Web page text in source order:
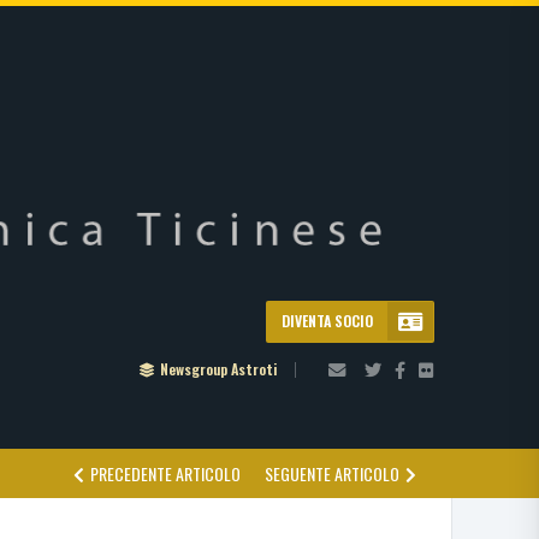
DIVENTA SOCIO
Newsgroup Astroti
PRECEDENTE ARTICOLO SEGUENTE ARTICOLO